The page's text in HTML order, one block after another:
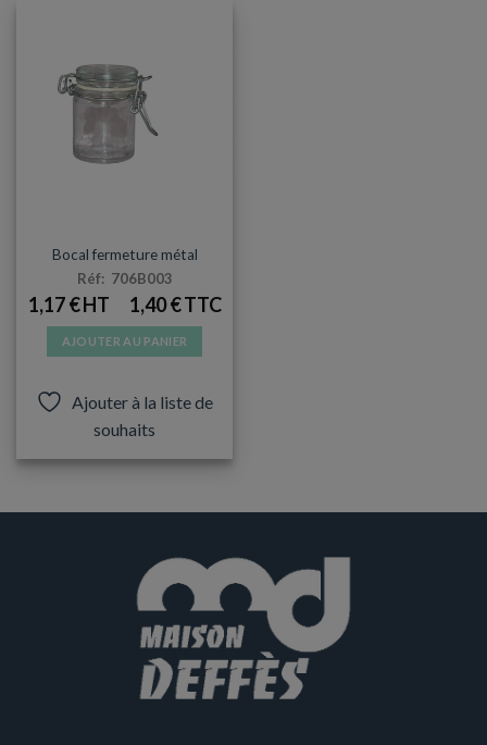
Bocal fermeture métal
Réf: 706B003
1,17€ 1,40€
AJOUTER AU PANIER
Ajouter à la liste de
souhaits